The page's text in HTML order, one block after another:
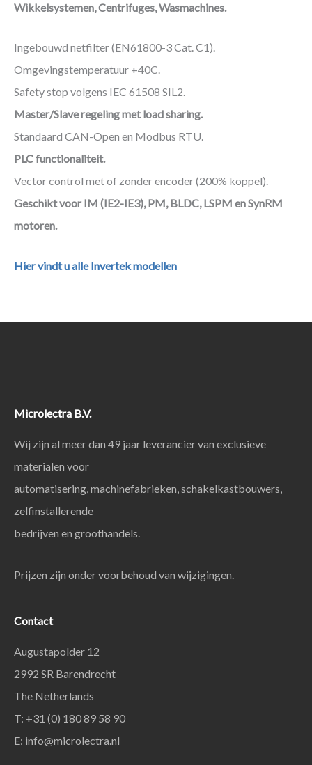
Wikkelsystemen, Centrifuges, Wasmachines.
Ingebouwd netfilter (EN61800-3 Cat. C1).
Omgevingstemperatuur +40C.
Safety stop volgens IEC 61508 SIL2.
Master/Slave regeling met load sharing.
Standaard CAN-Open en Modbus RTU.
PLC functionaliteit.
Vector control met of zonder encoder (200% koppel).
Geschikt voor IM (IE2-IE3), PM, BLDC, LSPM en SynRM
motoren.
Hier vindt u alle Invertek modellen
Microlectra B.V.
Wij zijn al meer dan 49 jaar leverancier van exclusieve
materialen voor
automatisering, machinefabrieken, schakelkastbouwers,
zelfinstallerende
bedrijven en groothandels.
Prijzen zijn onder voorbehoud van wijzigingen.
Contact
Augustapolder 12
2992 SR Barendrecht
The Netherlands
T: +31 (0) 180 89 58 90
E: info@microlectra.nl